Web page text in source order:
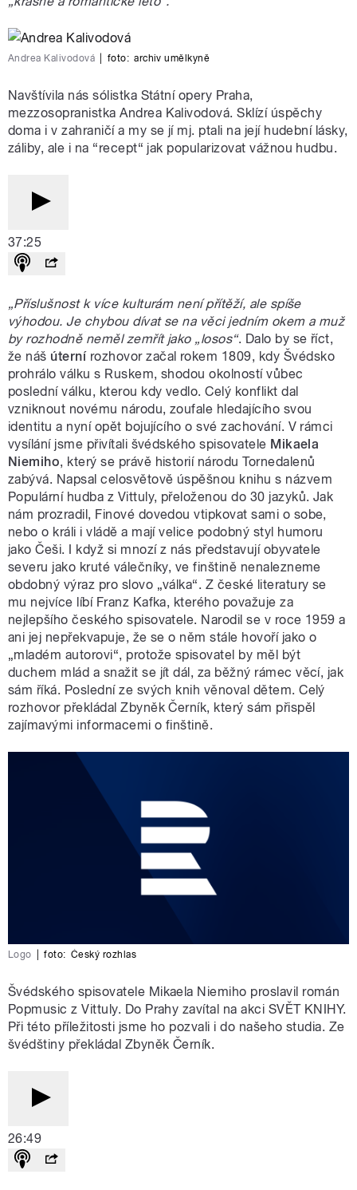
Andrea Kalivodová foto: archiv umělkyně
Navštívila nás sólistka Státní opery Praha,
mezzosopranistka Andrea Kalivodová. Sklízí úspěchy
doma i v zahraničí a my se jí mj. ptali na její hudební lásky,
záliby, ale i na “recept“ jak popularizovat vážnou hudbu.
37:25
„Příslušnost k více kulturám není přítěží, ale spíše
výhodou. Je chybou dívat se na věci jedním okem a muž
by rozhodně neměl zemřít jako „losos“. Dalo by se říct,
že náš úternírozhovor začal rokem 1809, kdy Švédsko
prohrálo válku s Ruskem, shodou okolností vůbec
poslední válku, kterou kdy vedlo. Celý konflikt dal
vzniknout novému národu, zoufale hledajícího svou
identitu a nyní opět bojujícího o své zachování. V rámci
vysílání jsme přivítali švédského spisovatele Mikaela
Niemiho, který se právě historií národu Tornedalenů
zabývá. Napsal celosvětově úspěšnou knihu s názvem
Populární hudba z Vittuly, přeloženou do 30 jazyků. Jak
nám prozradil, Finové dovedou vtipkovat sami o sobe,
nebo o králi i vládě a mají velice podobný styl humoru
jako Češi. I když si mnozí z nás představují obyvatele
severu jako kruté válečníky, ve finštině nenalezneme
obdobný výraz pro slovo „válka“. Z české literatury se
mu nejvíce líbí Franz Kafka, kterého považuje za
nejlepšího českého spisovatele. Narodil se v roce 1959 a
ani jej nepřekvapuje, že se o něm stále hovoří jako o
„mladém autorovi“, protože spisovatel by měl být
duchem mlád a snažit se jít dál, za běžný rámec věcí, jak
sám říká. Poslední ze svých knih věnoval dětem. Celý
rozhovor překládal Zbyněk Černík, který sám přispěl
zajímavými informacemi o finštině.
Logo foto: Český rozhlas
Švédského spisovatele Mikaela Niemiho proslavil román
Popmusic z Vittuly. Do Prahy zavítal na akci SVĚT KNIHY.
Při této příležitosti jsme ho pozvali i do našeho studia. Ze
švédštiny překládal Zbyněk Černík.
26:49